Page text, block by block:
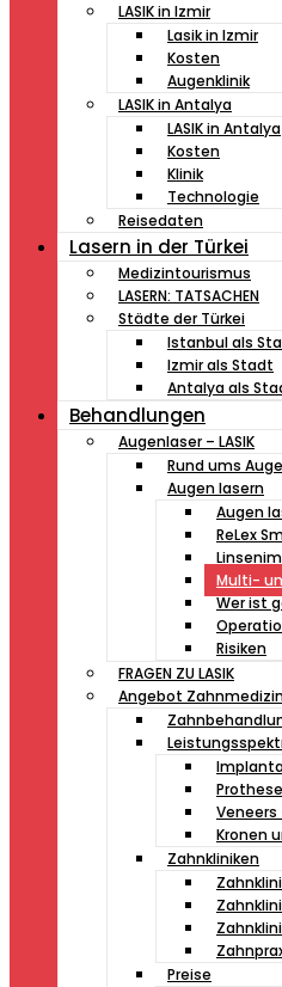
LASIK in Izmir
Lasik in Izmir
Kosten
Augenklinik
LASIK in Antalya
LASIK in Antalya
Kosten
Klinik
Technologie
Reisedaten
Lasern in der Türkei
Medizintourismus
LASERN: TATSACHEN
Städte der Türkei
Istanbul als
Izmir als Stadt
Antalya als
Behandlungen
Augenlaser – LASIK
Rund ums Auge
Augen lasern
Augen
ReLex
Multi-
Wer ist
Risiken
FRAGEN ZU LASIK
Angebot
Veneers
Kronen
Zahnkliniken
Preise